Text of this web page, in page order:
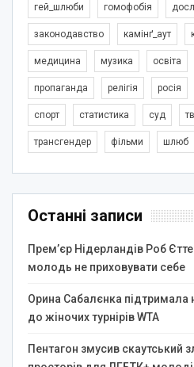
гей_шлюби гомофобія
законодавство камінґ_аут
медицина музика освіта
пропаганда релігія росія
спорт статистика суд тв
трансгендер фільми шлюб
Останні записи
Прем’єр Нідерландів Роб
молодь не приховувати себе
Орина Сабалєнка підтримала
до жіночих турнірів WTA
Пентагон змусив скаутський